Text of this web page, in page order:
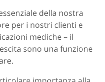
della nostra
per i nostri clienti e
mediche – il
sono una funzione